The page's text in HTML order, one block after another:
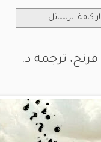
كافة الرسائل
ترجمة د.